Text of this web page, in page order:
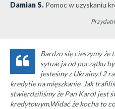
Damian S. Pomoc w uzyskaniu
Bardzo się cieszymy że
sytuacja od początku
jesteśmy z Ukrainy.I 2
kredytie na mięszkanie. Jak
stwierdziliśmy że Pan Karol jest
kredytowym.Widać że kocha to